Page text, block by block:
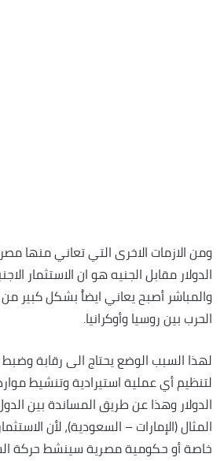
ومن الازمات الاخرى التي تعاني منها
الدولار مقابل الجنيه هو ان الاستثمار
والمباشر أصبح يعاني ايضاُ بشكل كبير من
الحرب بين روسيا وأوكرانيا.
لهذا السبب الوضع يحتاج الى رقابة وضبط
لتنظيم أي عملية استيرادية وتنشيط
الدولار وهذا عن طريق المساندة بين
المثال (الإمارات – السعودية)، لأن
خاصة أو حكومية مصرية سينشط حركة